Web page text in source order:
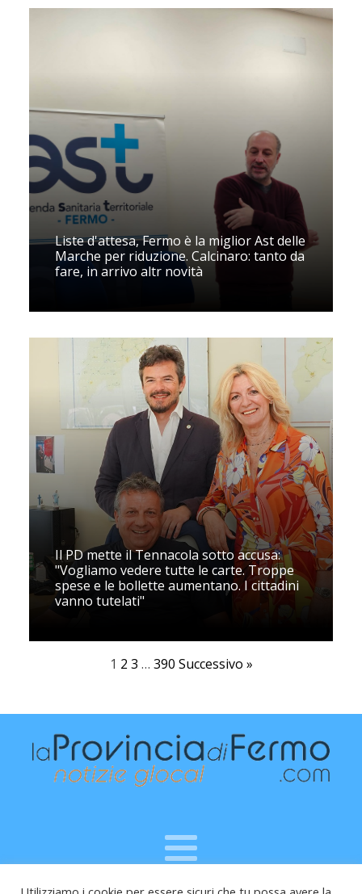
Liste d'attesa, Fermo è la miglior Ast delle
Marche per riduzione. Calcinaro: tanto da
fare, in arrivo altr novità
Il PD mette il Tennacola sotto accusa:
"Vogliamo vedere tutte le carte. Troppe
spese e le bollette aumentano. I cittadini
vanno tutelati"
1 2 3 … 390 Successivo »